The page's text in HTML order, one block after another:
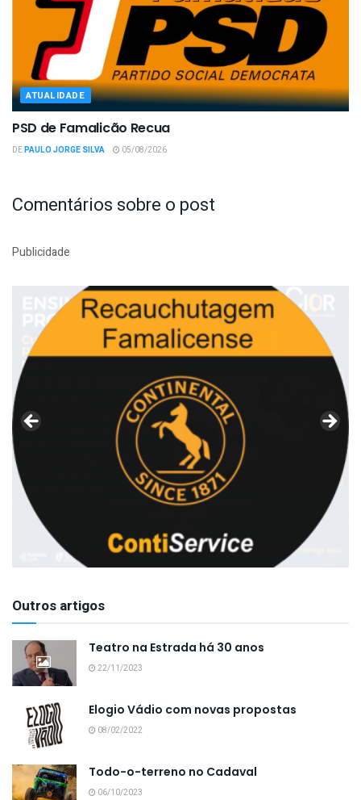
ATUALIDADE
PSD de Famalicão Recua
DEPAULO JORGE SILVA 05/08/2026
Comentários sobre o post
Publicidade
Outros artigos
Teatro na Estrada há 30 anos
22/11/2023
Elogio Vádio com novas propostas
08/02/2022
Todo-o-terreno no Cadaval
06/10/2023